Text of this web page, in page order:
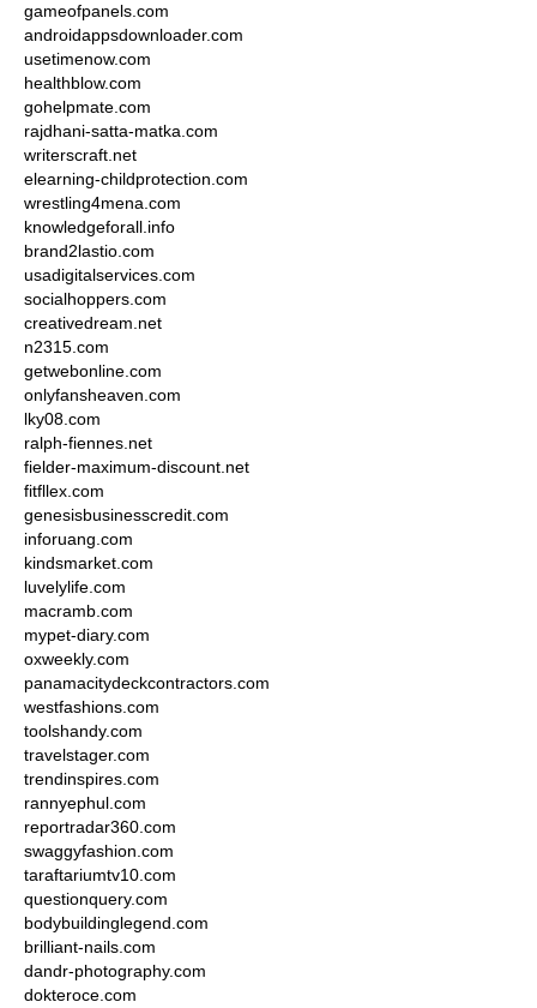
gameofpanels.com
androidappsdownloader.com
usetimenow.com
healthblow.com
gohelpmate.com
rajdhani-satta-matka.com
writerscraft.net
elearning-childprotection.com
wrestling4mena.com
knowledgeforall.info
brand2lastio.com
usadigitalservices.com
socialhoppers.com
creativedream.net
n2315.com
getwebonline.com
onlyfansheaven.com
lky08.com
ralph-fiennes.net
fielder-maximum-discount.net
fitfllex.com
genesisbusinesscredit.com
inforuang.com
kindsmarket.com
luvelylife.com
macramb.com
mypet-diary.com
oxweekly.com
panamacitydeckcontractors.com
westfashions.com
toolshandy.com
travelstager.com
trendinspires.com
rannyephul.com
reportradar360.com
swaggyfashion.com
taraftariumtv10.com
questionquery.com
bodybuildinglegend.com
brilliant-nails.com
dandr-photography.com
dokteroce.com